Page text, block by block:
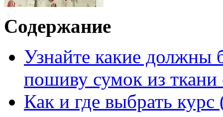
Содержание
Узнайте какие должны
пошиву сумок из
Как и где выбрать